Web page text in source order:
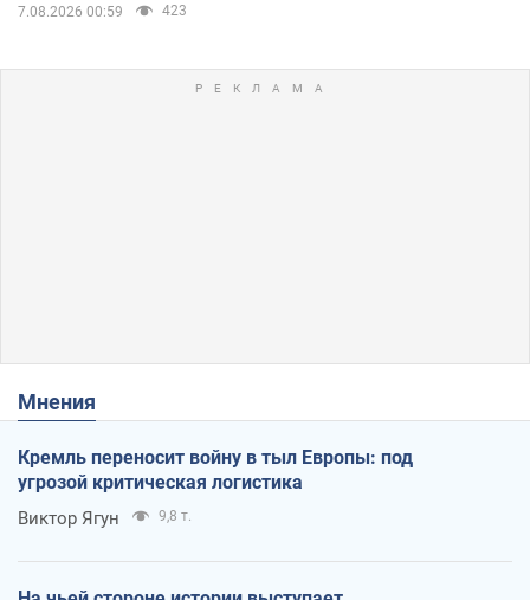
7.08.2026 00:59 423
Мнения
Кремль переносит войну в тыл Европы: под
угрозой критическая логистика
Виктор Ягун 9,8 т.